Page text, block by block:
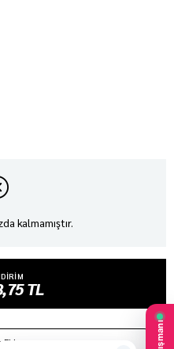
kalmamıştır.
TL